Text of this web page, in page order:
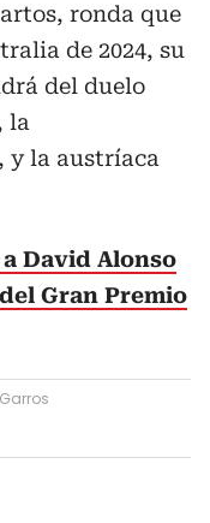
ronda que
de 2024, su
del duelo
la
y la austríaca
David Alonso
Gran Premio